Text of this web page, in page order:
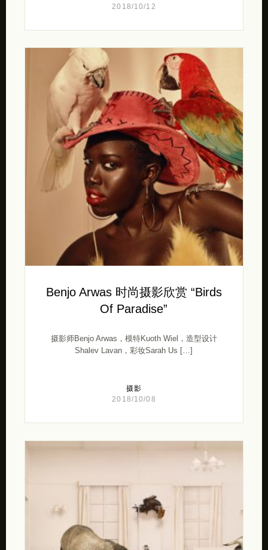
2018/10/12
Benjo Arwas 时尚摄影欣赏 “Birds
Of Paradise”
摄影师Benjo Arwas，模特Kuoth Wiel，造型设计
Shalev Lavan，彩妆Sarah Us […]
摄影
2018/10/08